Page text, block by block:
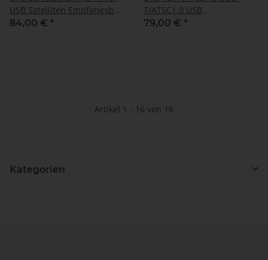
USB Satelliten Empfangsbox,
TBS-5930
84,00 € *
T/ATSC1.0 USB
Terrestrische- und Kabel-
79,00 € *
Artikel 1 - 16 von 16
Kategorien